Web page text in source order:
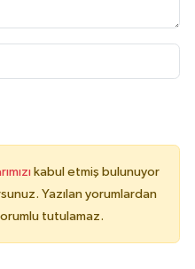
kabul etmiş bulunuyor
Yazılan yorumlardan
tutulamaz.